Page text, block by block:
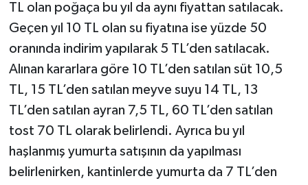
TL olan poğaça bu yıl da aynı fiyattan satılacak.
Geçen yıl 10 TL olan su fiyatına ise yüzde 50
oranında indirim yapılarak 5 TL’den satılacak.
Alınan kararlara göre 10 TL’den satılan süt 10,5
TL, 15 TL’den satılan meyve suyu 14 TL, 13
TL’den satılan ayran 7,5 TL, 60 TL’den satılan
tost 70 TL olarak belirlendi. Ayrıca bu yıl
haşlanmış yumurta satışının da yapılması
belirlenirken, kantinlerde yumurta da 7 TL’den